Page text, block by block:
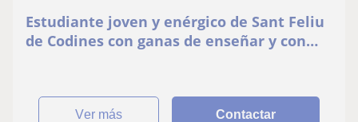
Estudiante joven y enérgico de Sant Feliu
de Codines con ganas de enseñar y con
ver más Contactar